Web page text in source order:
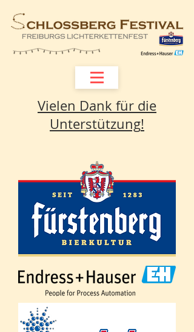
Vielen Dank für die
Unterstützung!